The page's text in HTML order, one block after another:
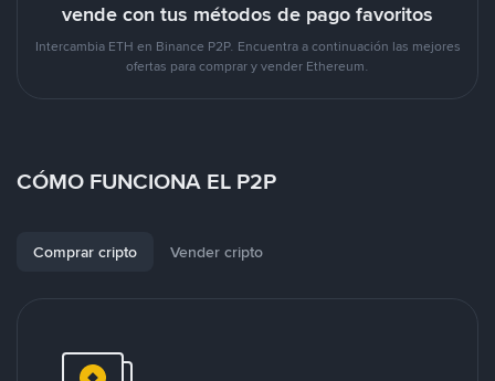
vende con tus métodos de pago favoritos
Intercambia ETH en Binance P2P. Encuentra a continuación las mejores
ofertas para comprar y vender Ethereum.
CÓMO FUNCIONA EL P2P
Comprar cripto Vender cripto